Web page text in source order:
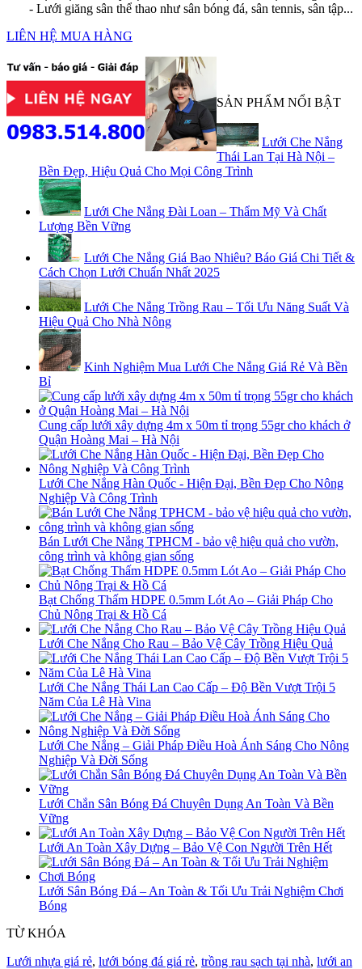
- Lưới giăng sân thể thao như sân bóng đá, sân tennis, sân tập...
LIÊN HỆ MUA HÀNG
SẢN PHẨM NỔI BẬT
Lưới Che Nắng
Thái Lan Tại Hà Nội –
Bền Đẹp, Hiệu Quả Cho Mọi Công Trình
Lưới Che Nắng Đài Loan – Thẩm Mỹ Và Chất
Lượng Bền Vững
Lưới Che Nắng Giá Bao Nhiêu? Báo Giá Chi Tiết &
Cách Chọn Lưới Chuẩn Nhất 2025
Lưới Che Nắng Trồng Rau – Tối Ưu Năng Suất Và
Hiệu Quả Cho Nhà Nông
Kinh Nghiệm Mua Lưới Che Nắng Giá Rẻ Và Bền
Bỉ
Cung cấp lưới xây dựng 4m x 50m tỉ trọng 55gr cho khách ở
Quận Hoàng Mai – Hà Nội
Lưới Che Nắng Hàn Quốc - Hiện Đại, Bền Đẹp Cho Nông
Nghiệp Và Công Trình
Bán Lưới Che Nắng TPHCM - bảo vệ hiệu quả cho vườn,
công trình và không gian sống
Bạt Chống Thấm HDPE 0.5mm Lót Ao – Giải Pháp Cho
Chủ Nông Trại & Hồ Cá
Lưới Che Nắng Cho Rau – Bảo Vệ Cây Trồng Hiệu Quả
Lưới Che Nắng Thái Lan Cao Cấp – Độ Bền Vượt Trội 5
Năm Của Lê Hà Vina
Lưới Che Nắng – Giải Pháp Điều Hoà Ánh Sáng Cho Nông
Nghiệp Và Đời Sống
Lưới Chắn Sân Bóng Đá Chuyên Dụng An Toàn Và Bền
Vững
Lưới An Toàn Xây Dựng – Bảo Vệ Con Người Trên Hết
Lưới Sân Bóng Đá – An Toàn & Tối Ưu Trải Nghiệm Chơi
Bóng
TỪ KHÓA
Lưới nhựa giá rẻ, lưới bóng đá giá rẻ, trồng rau sạch tại nhà, lưới an